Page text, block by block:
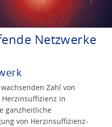
Netzwerke
Zahl von
in
ganzheitliche
von Herzinsuffizienz-